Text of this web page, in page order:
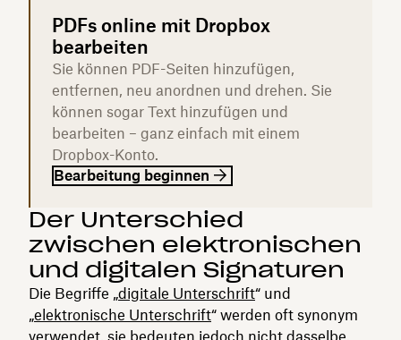
PDFs online mit Dropbox
bearbeiten
Sie können PDF-Seiten hinzufügen,
entfernen, neu anordnen und drehen. Sie
können sogar Text hinzufügen und
bearbeiten – ganz einfach mit einem
Dropbox-Konto.
Bearbeitung beginnen
Der Unterschied
zwischen elektronischen
und digitalen Signaturen
Die Begriffe „digitale Unterschrift“ und
„elektronische Unterschrift“ werden oft synonym
verwendet, sie bedeuten jedoch nicht dasselbe.